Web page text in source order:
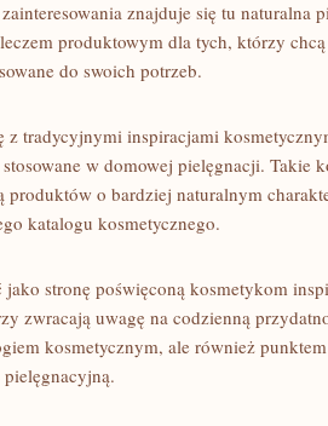
znajduje się tu naturalna
produktowym dla tych, którzy
do swoich potrzeb.
z tradycyjnymi inspiracjami
w domowej pielęgnacji. Takie
produktów o bardziej naturalnym
katalogu kosmetycznego.
stronę poświęconą kosmetykom
zwracają uwagę na codzienną
kosmetycznym, ale również
pielęgnacyjną.